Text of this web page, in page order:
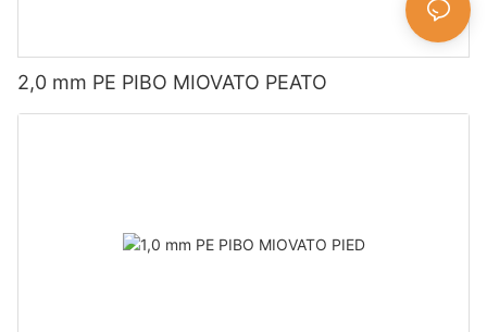
2,0 mm PE PIBO MIOVATO PEATO